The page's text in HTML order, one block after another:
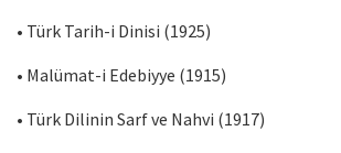
• Türk Tarih-i Dinisi (1925)
• Malümat-i Edebiyye (1915)
• Türk Dilinin Sarf ve Nahvi (1917)